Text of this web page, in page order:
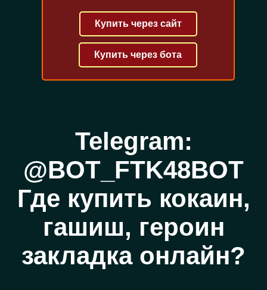
Купить через сайт
Купить через бота
Telegram:
@BOT_FTK48BOT
Где купить кокаин,
гашиш, героин
закладка онлайн?